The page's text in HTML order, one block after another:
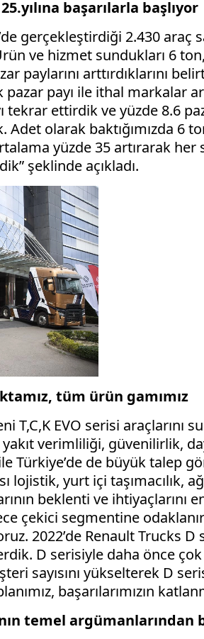
başarılarla başlıyor
gerçekleştirdiği 2.430 araç
ve hizmet sundukları 6
paylarını arttırdıklarını
pazar payı ile ithal markalar
tekrar ettirdik ve yüzde 8.6
olarak baktığımızda 6
yüzde 35 artırarak
şeklinde açıkladı.
tüm ürün gamımız
T,C,K EVO serisi araçlarını
verimliliği, güvenilirlik,
de büyük talep
lojistik, yurt içi taşımacılık,
beklenti ve ihtiyaçlarını
çekici segmentine
2022’de Renault Trucks
D serisiyle daha önce
sayısını yükselterek D
başarılarımızın
temel argümanlarından